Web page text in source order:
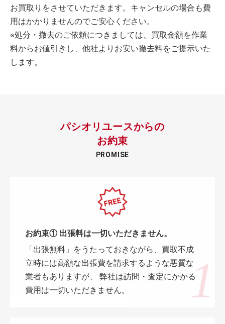
お買取りをさせていただきます。キャンセルの場合も費
用はかかりませんのでご安心ください。
※処分・撤去のご依頼につきましては、買取金額を作業
料からお値引きし、他社よりお安い撤去料をご提示いた
します。
パシオリユースからの
お約束
PROMISE
お約束① 出張料は一切いただきません。
「出張無料」をうたっておきながら、買取不成
立時には高額な出張費を請求するような悪質な
業者もありますが、 弊社は訪問・査定にかかる
費用は一切いただきません。